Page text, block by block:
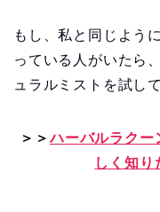
もし、私と同じよう
っている人がいたら
ュラルミストを試し
＞＞ハーバルラクー
しく知り